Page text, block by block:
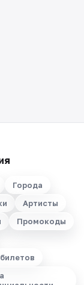
Города
Артисты
Промокоды